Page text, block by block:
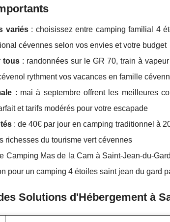
variés: choisissez entre camping familial 4
cévennes selon vos envies et votre budget
tous : randonnées sur le GR 70, train à
rythment vos vacances en famille
: mai à septembre offrent les meilleures
et tarifs modérés pour votre escapade
: de 40€ par jour en camping traditionnel à
richesses du tourisme vert cévennes
Camping Mas de la Cam à Saint-Jean-du-
pour un camping 4 étoiles saint jean du gard
Solutions d'Hébergement à